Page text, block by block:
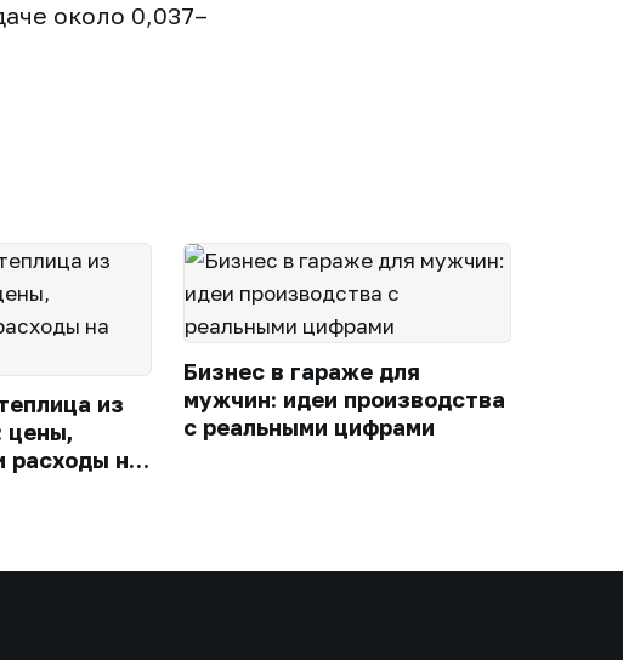
около 0,037–
из
цены,
расходы на
Бизнес в гараже для
мужчин: идеи производства
с реальными цифрами